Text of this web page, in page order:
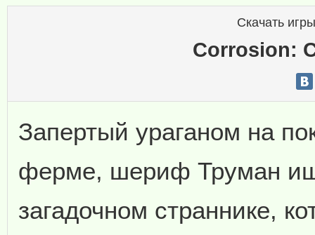
Скачать
Corrosion:
Запертый ураганом на
ферме, шериф Труман
загадочном страннике,